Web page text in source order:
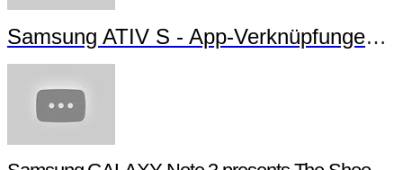
Samsung ATIV S - App-Verknüpfungen erstellen